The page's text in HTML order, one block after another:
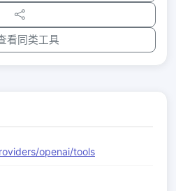
看同类工具
openai/tools